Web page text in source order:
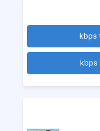
عشقمون
به قلبم
قلبم)